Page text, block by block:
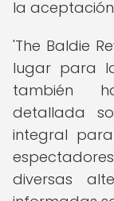
la
'The Baldie
lugar para
también
detallada
integral
diversas